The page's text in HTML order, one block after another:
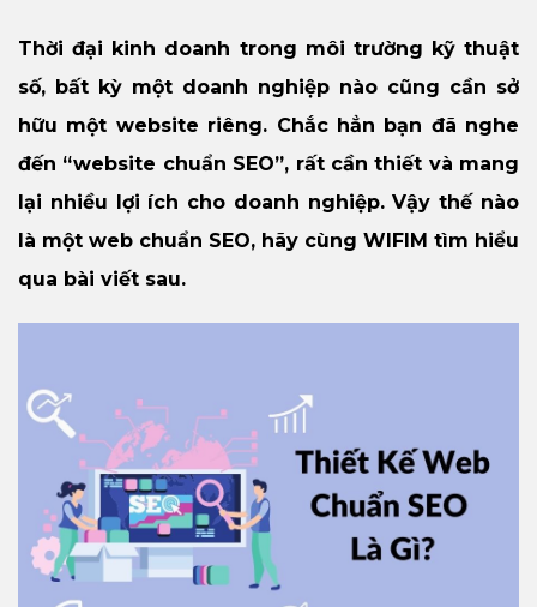
Thời đại kinh doanh trong môi trường kỹ thuật
số, bất kỳ một doanh nghiệp nào cũng cần sở
hữu một website riêng. Chắc hẳn bạn đã nghe
đến “website chuẩn SEO”, rất cần thiết và mang
lại nhiều lợi ích cho doanh nghiệp. Vậy thế nào
là một web chuẩn SEO, hãy cùng WIFIM tìm hiểu
qua bài viết sau.